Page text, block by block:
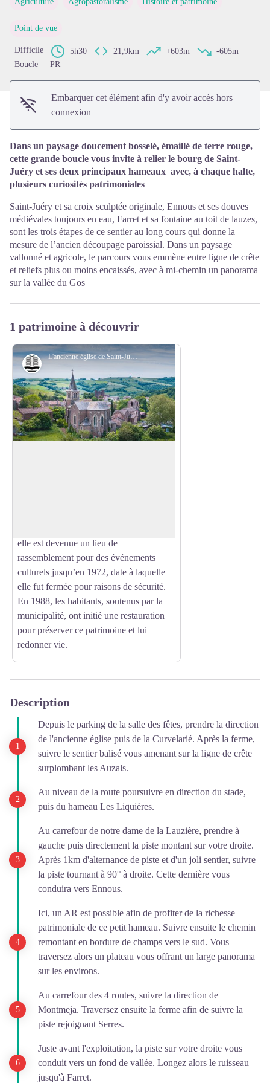
Voir l'image en plein écran
Point de vue
Difficile 5h30 21,9km +603m
-605m
Boucle
PR
Embarquer cet élément afin d'y avoir accès hors
connexion
Dans un paysage doucement bosselé, émaillé de terre rouge,
cette grande boucle vous invite à relier le bourg de Saint-
Juéry et ses deux principaux hameaux avec, à chaque halte,
plusieurs curiosités patrimoniales
Saint-Juéry et sa croix sculptée originale, Ennous et ses douves
médiévales toujours en eau, Farret et sa fontaine au toit de lauzes,
sont les trois étapes de ce sentier au long cours qui donne la
mesure de l’ancien découpage paroissial. Dans un paysage
vallonné et agricole, le parcours vous emmène entre ligne de crête
et reliefs plus ou moins encaissés, avec à mi-chemin un panorama
sur la vallée du Gos
1 patrimoine à découvrir
L'ancienne église de Saint-Juéry - Roquefort Tourisme
Histoire et patrimoine
elle est devenue un lieu de
rassemblement pour des événements
culturels jusqu’en 1972, date à laquelle
elle fut fermée pour raisons de sécurité.
En 1988, les habitants, soutenus par la
municipalité, ont initié une restauration
pour préserver ce patrimoine et lui
redonner vie.
Description
Depuis le parking de la salle des fêtes, prendre la direction
de l'ancienne église puis de la Curvelarié. Après la ferme,
suivre le sentier balisé vous amenant sur la ligne de crête
surplombant les Auzals.
Au niveau de la route poursuivre en direction du stade,
puis du hameau Les Liquières.
Au carrefour de notre dame de la Lauzière, prendre à
gauche puis directement la piste montant sur votre droite.
Après 1km d'alternance de piste et d'un joli sentier, suivre
la piste tournant à 90° à droite. Cette dernière vous
conduira vers Ennous.
Ici, un AR est possible afin de profiter de la richesse
patrimoniale de ce petit hameau. Suivre ensuite le chemin
remontant en bordure de champs vers le sud. Vous
traversez alors un plateau vous offrant un large panorama
sur les environs.
Au carrefour des 4 routes, suivre la direction de
Montmeja. Traversez ensuite la ferme afin de suivre la
piste rejoignant Serres.
Juste avant l'exploitation, la piste sur votre droite vous
conduit vers un fond de vallée. Longez alors le ruisseau
jusqu'à Farret.